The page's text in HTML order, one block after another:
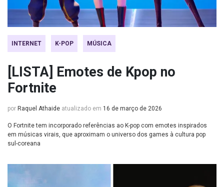
INTERNET K-POP MÚSICA
[LISTA] Emotes de Kpop no
Fortnite
por Raquel Athaide atualizado em 16 de março de 2026
O Fortnite tem incorporado referências ao K-pop com emotes inspirados
em músicas virais, que aproximam o universo dos games à cultura pop
sul-coreana